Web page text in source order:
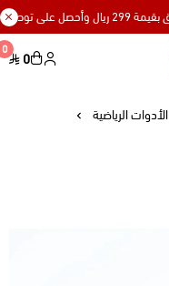
0 0
الأدوات الرياضية